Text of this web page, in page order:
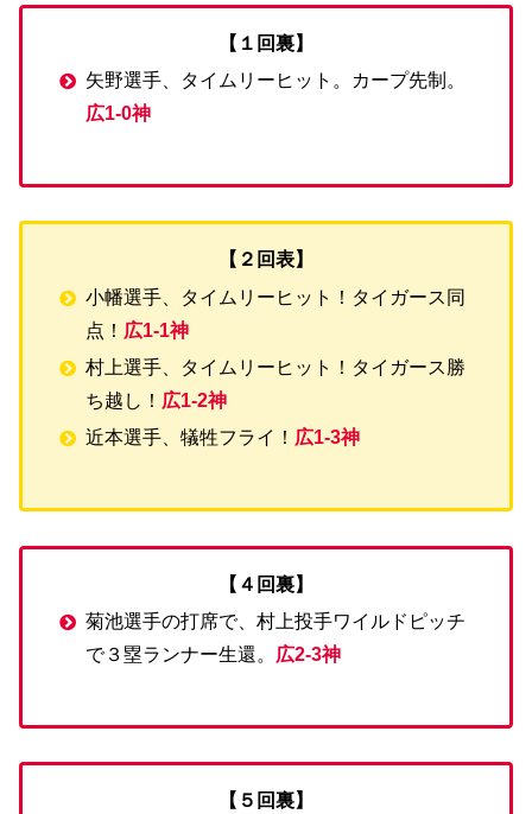
【１回裏】
矢野選手、タイムリーヒット。カープ先制。
広1-0神
【２回表】
小幡選手、タイムリーヒット！タイガース同
点！ 広1-1神
村上選手、タイムリーヒット！タイガース勝
ち越し！ 広1-2神
近本選手、犠牲フライ！ 広1-3神
【４回裏】
菊池選手の打席で、村上投手ワイルドピッチ
で３塁ランナー生還。 広2-3神
【５回裏】